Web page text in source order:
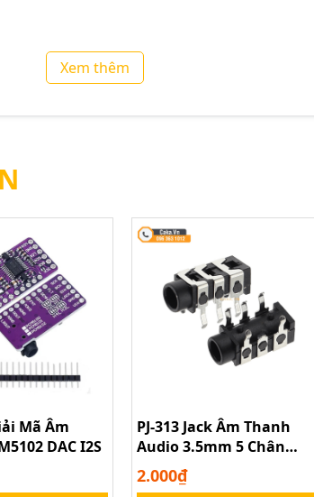
được sử dụng là bật tắt bóng đèn chiếu
Xem thêm
Mã Âm
DAC I2S
PJ-313 Jack Âm Thanh
Audio 3.5mm 5 Chân
Cắm PCB
2.000₫